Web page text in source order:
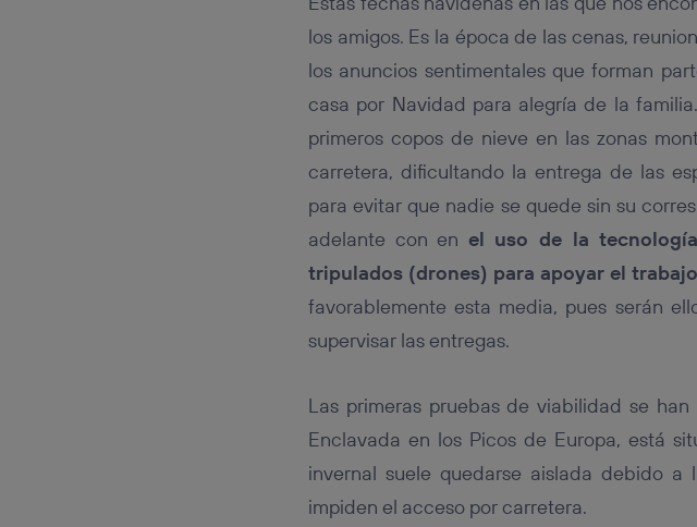
los amigos. Es la época de las cenas,
los anuncios sentimentales que forman
casa por Navidad para alegría de la
primeros copos de nieve en las zonas
carretera, dificultando la entrega de las
para evitar que nadie se quede sin su
adelante con en el uso de la
tripulados (drones) para apoyar el
favorablemente esta media, pues serán
supervisar las entregas.
Las primeras pruebas de viabilidad se
Enclavada en los Picos de Europa, está
invernal suele quedarse aislada debido
impiden el acceso por carretera.
conecte su dispositivo y consienta el
Típicamente:
Si utilizas unaconexión de banda
realizará en función de las
hayan dado su consentimiento.
Si utilizasdatos móviles, el
únicamente en la navegación del
Puedes gestionar los
inferior de esta página web o visitando
Para más información, consulta la